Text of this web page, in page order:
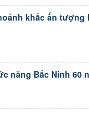
khắc ấn tượng
năng Bắc Ninh 60